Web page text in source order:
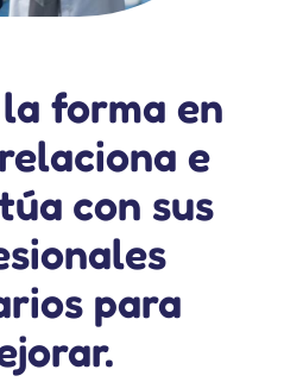
forma en
e
con sus
para